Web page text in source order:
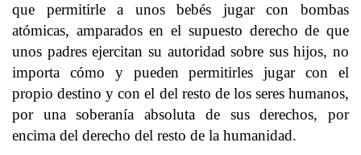
que permitirle a unos bebés jugar con bombas
atómicas, amparados en el supuesto derecho de que
unos padres ejercitan su autoridad sobre sus hijos, no
importa cómo y pueden permitirles jugar con el
propio destino y con el del resto de los seres humanos,
por una soberanía absoluta de sus derechos, por
encima del derecho del resto de la humanidad.